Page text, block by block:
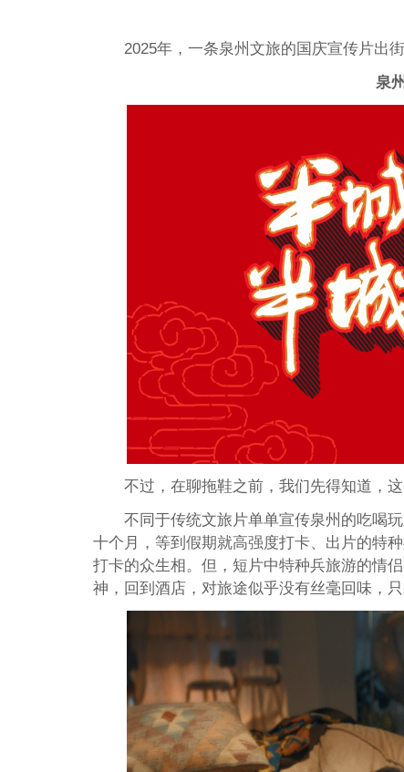
2025年，一条泉州文旅的国庆宣传片出
泉
不过，在聊拖鞋之前，我们先得知道，
不同于传统文旅片单单宣传泉州的吃喝
十个月，等到假期就高强度打卡、出片的特
打卡的众生相。但，短片中特种兵旅游的情
神，回到酒店，对旅途似乎没有丝毫回味，只